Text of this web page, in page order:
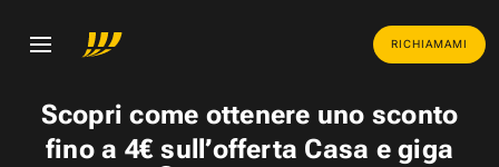
RICHIAMAMI
Scopri come ottenere uno sconto
fino a 4€ sull’offerta Casa egiga